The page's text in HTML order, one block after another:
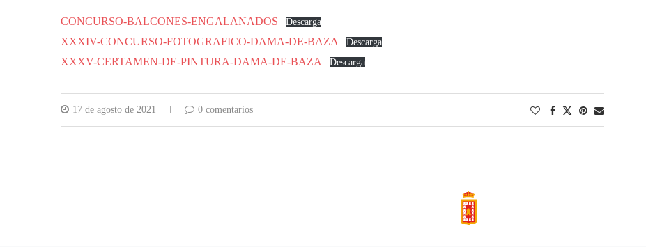
CONCURSO-BALCONES-ENGALANADOS Descarga
XXXIV-CONCURSO-FOTOGRAFICO-DAMA-DE-BAZA Descarga
XXXV-CERTAMEN-DE-PINTURA-DAMA-DE-BAZA Descarga
17 de agosto de 2021 0 comentarios